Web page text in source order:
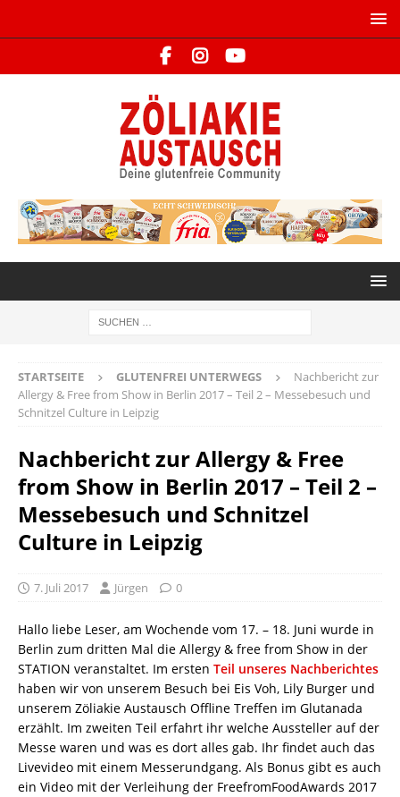
STARTSEITE GLUTENFREI UNTERWEGS
Nachbericht zur
Allergy & Free from Show in Berlin 2017 – Teil 2 – Messebesuch und
Schnitzel Culture in Leipzig
Nachbericht zur Allergy & Free
from Show in Berlin 2017 – Teil 2 –
Messebesuch und Schnitzel
Culture in Leipzig
7. Juli 2017 Jürgen 0
Hallo liebe Leser, am Wochende vom 17. – 18. Juni wurde in
Berlin zum dritten Mal die Allergy & free from Show in der
STATION veranstaltet. Im ersten Teil unseres Nachberichtes
haben wir von unserem Besuch bei Eis Voh, Lily Burger und
unserem Zöliakie Austausch Offline Treffen im Glutanada
erzählt. Im zweiten Teil erfahrt ihr welche Aussteller auf der
Messe waren und was es dort alles gab. Ihr findet auch das
Livevideo mit einem Messerundgang. Als Bonus gibt es auch
ein Video mit der Verleihung der FreefromFoodAwards 2017